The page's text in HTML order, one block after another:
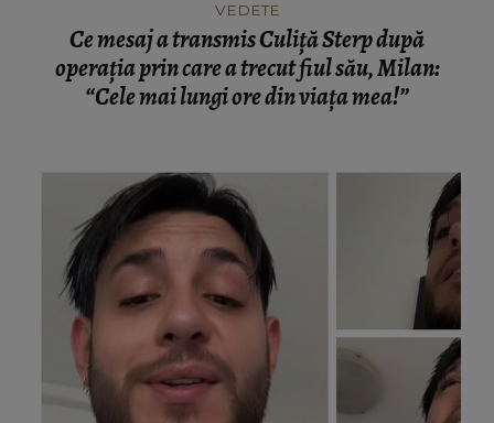
VEDETE
Ce mesaj a transmis Culiță Sterp după
operația prin care a trecut fiul său, Milan:
“Cele mai lungi ore din viața mea!”